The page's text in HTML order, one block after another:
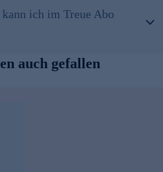
ich im Treue Abo
auch gefallen